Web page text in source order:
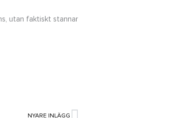
utan faktiskt stannar
NYARE INLÄGG